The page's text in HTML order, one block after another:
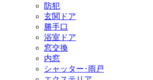
防犯
玄関ドア
勝手口
浴室ドア
窓交換
内窓
シャッター･雨戸